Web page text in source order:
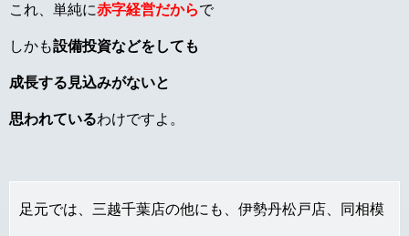
これ、単純に赤字経営だからで
しかも設備投資などをしても
成長する見込みがないと
思われているわけですよ。
足元では、三越千葉店の他にも、伊勢丹松戸店、同相模